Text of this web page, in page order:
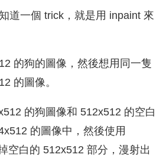
道一個 trick，就是用 inpaint 來
的狗的圖像，然後想用同一隻
的圖像。
的狗圖像和 512x512 的空白
的圖像中，然後使用
空白的 512x512 部分，漫射出